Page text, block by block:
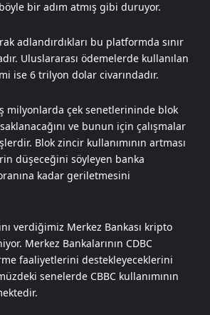
bir adım atmış gibi duruyor.
adlandırdıkları bu platformda sınır
Uluslararası ödemelerde kullanılan
ise 6 trilyon dolar civarındadır.
milyonlarda çek senetlerininde blok
ve bunun için çalışmalar
Blok zincir kullanımının artması
düşeceğini söyleyen banka
kadar geriletmesini
verdiğimiz Merkez Bankası kripto
Merkez Bankalarının CDBC
faaliyetlerini destekleyeceklerini
senelerde CBBC kullanımının